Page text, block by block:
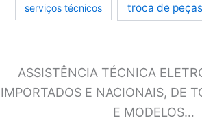
serviços técnicos troca de peças
ASSISTÊNCIA TÉCNICA
IMPORTADOS E NACIONAIS, DE
E MODELOS…